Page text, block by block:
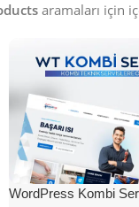
aramaları için
WordPress Kombi